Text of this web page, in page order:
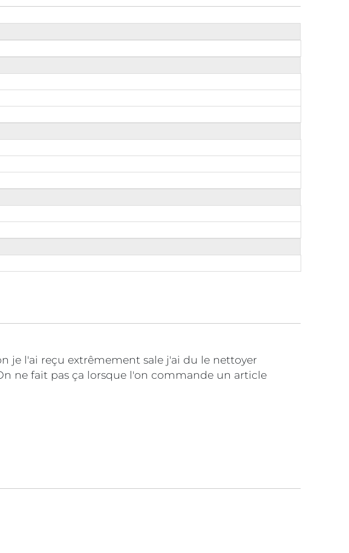
je l'ai reçu extrêmement sale j'ai du le nettoyer
ne fait pas ça lorsque l'on commande un article